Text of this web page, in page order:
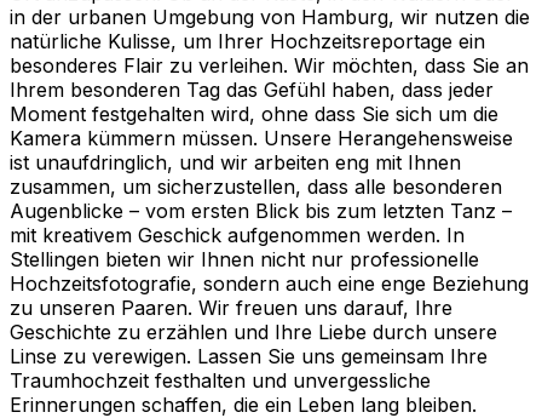
in der urbanen Umgebung von Hamburg, wir nutzen die
natürliche Kulisse, um Ihrer Hochzeitsreportage ein
besonderes Flair zu verleihen. Wir möchten, dass Sie an
Ihrem besonderen Tag das Gefühl haben, dass jeder
Moment festgehalten wird, ohne dass Sie sich um die
Kamera kümmern müssen. Unsere Herangehensweise
ist unaufdringlich, und wir arbeiten eng mit Ihnen
zusammen, um sicherzustellen, dass alle besonderen
Augenblicke – vom ersten Blick bis zum letzten Tanz –
mit kreativem Geschick aufgenommen werden. In
Stellingen bieten wir Ihnen nicht nur professionelle
Hochzeitsfotografie, sondern auch eine enge Beziehung
zu unseren Paaren. Wir freuen uns darauf, Ihre
Geschichte zu erzählen und Ihre Liebe durch unsere
Linse zu verewigen. Lassen Sie uns gemeinsam Ihre
Traumhochzeit festhalten und unvergessliche
Erinnerungen schaffen, die ein Leben lang bleiben.